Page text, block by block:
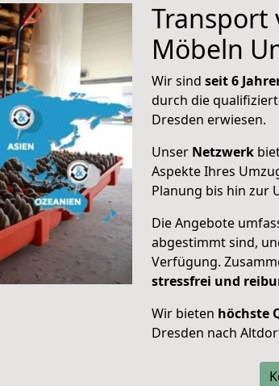
Transport
Möbeln
Wir sind seit 6
durch die
Dresden erwiesen.
Unser Netzwerk
Aspekte Ihres
Planung bis hin zur
Die Angebote
abgestimmt sind,
Verfügung.
stressfrei und
Wir bieten höchste
Dresden nach